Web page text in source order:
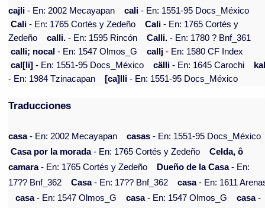
cajli - En: 2002 Mecayapan cali - En: 1551-95 Docs_México
Cali - En: 1765 Cortés y Zedeño Cali - En: 1765 Cortés y
Zedeño
calli. - En: 1595 Rincón Calli. - En: 1780 ? Bnf_361
calli; nocal - En: 1547 Olmos_G callj - En: 1580 CF Index
cal[li] - En: 1551-95 Docs_México cälli - En: 1645 Carochi
- En: 1984 Tzinacapan
[ca]lli - En: 1551-95 Docs_México
Traducciones
casa- En: 2002 Mecayapan casas - En: 1551-95 Docs_México
Casa por la morada- En: 1765 Cortés y Zedeño
Celda, ô
camara- En: 1765 Cortés y Zedeño Dueño de la Casa- En:
17?? Bnf_362
Casa- En: 17?? Bnf_362 casa- En: 1611
casa- En: 1547 Olmos_G casa- En: 1547 Olmos_G casa-